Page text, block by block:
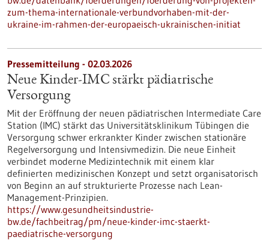
zum-thema-internationale-verbundvorhaben-mit-der-
ukraine-im-rahmen-der-europaeisch-ukrainischen-initiat
Pressemitteilung - 02.03.2026
Neue Kinder-IMC stärkt pädiatrische
Versorgung
Mit der Eröffnung der neuen pädiatrischen Intermediate Care
Station (IMC) stärkt das Universitätsklinikum Tübingen die
Versorgung schwer erkrankter Kinder zwischen stationäre
Regelversorgung und Intensivmedizin. Die neue Einheit
verbindet moderne Medizintechnik mit einem klar
definierten medizinischen Konzept und setzt organisatorisch
von Beginn an auf strukturierte Prozesse nach Lean-
Management-Prinzipien.
https://www.gesundheitsindustrie-
bw.de/fachbeitrag/pm/neue-kinder-imc-staerkt-
paediatrische-versorgung